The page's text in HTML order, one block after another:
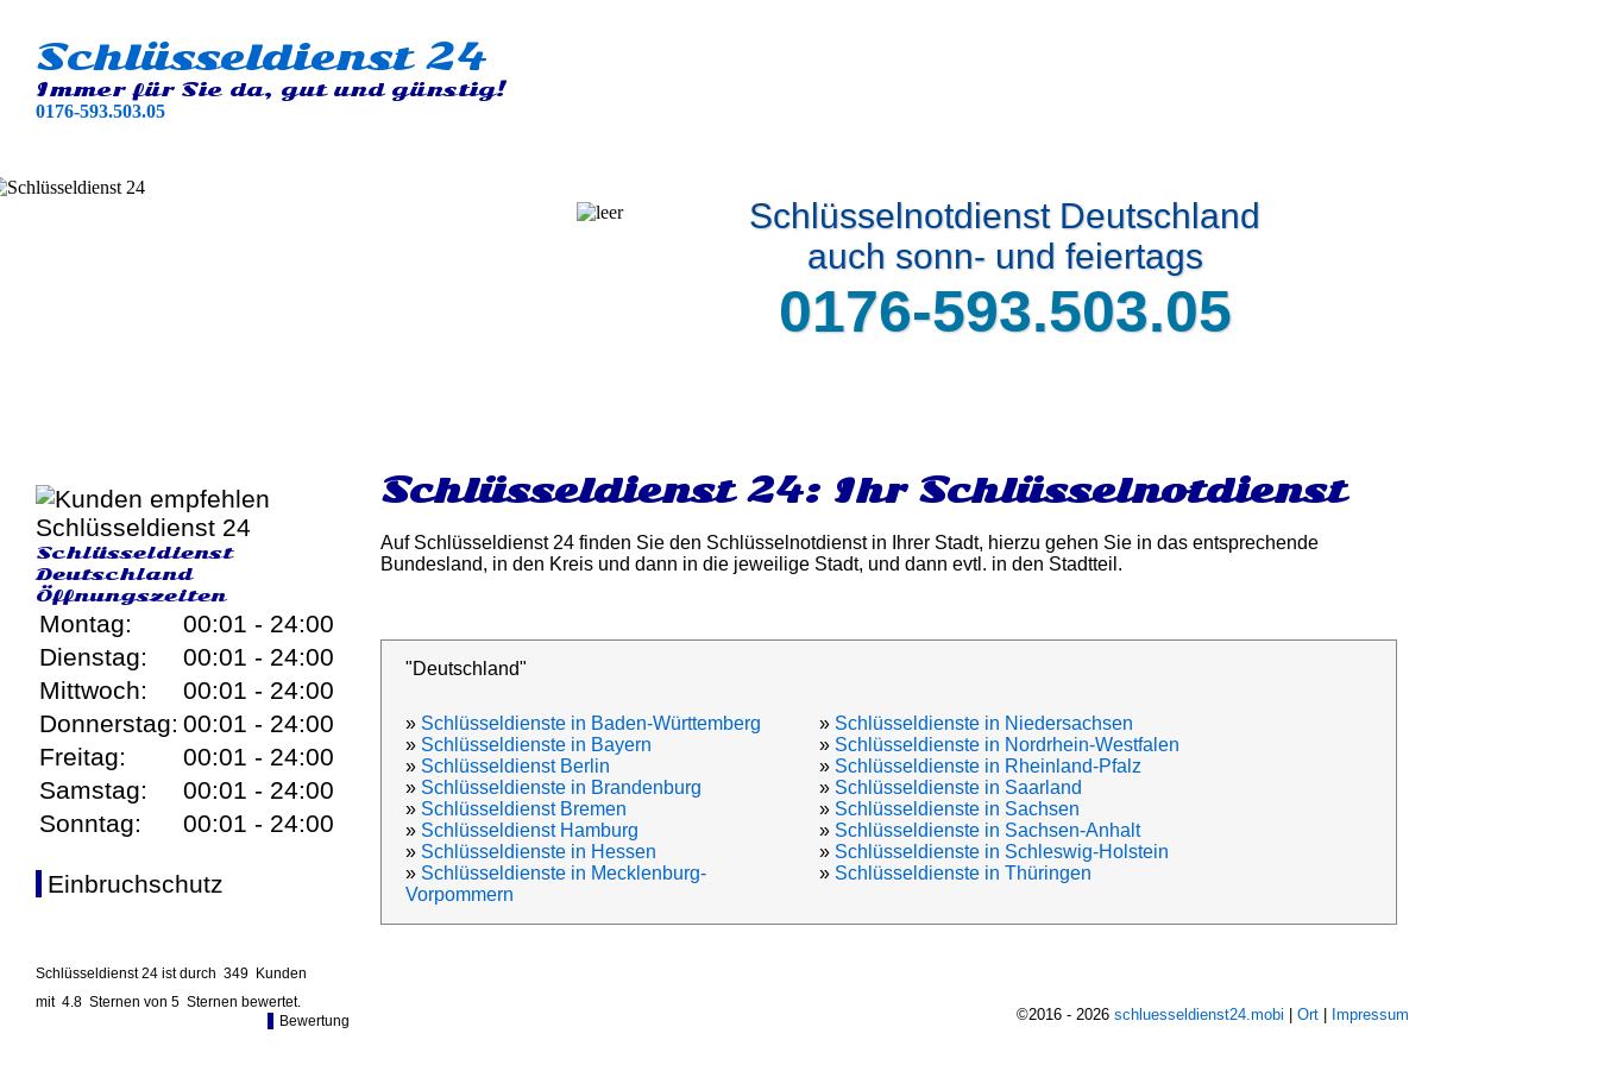
Schlüsseldienst 24
Immer für Sie da, gut und günstig!
0176-593.503.05
Schlüsselnotdienst Deutschland
auch sonn- und feiertags
0176-593.503.05
Schlüsseldienst
Deutschland
Öffnungszeiten
Montag:
00:01 - 24:00
Dienstag:
00:01 - 24:00
Mittwoch:
00:01 - 24:00
Donnerstag: 00:01 - 24:00
Freitag:
00:01 - 24:00
Samstag:
00:01 - 24:00
Sonntag:
00:01 - 24:00
Einbruchschutz
Schlüsseldienst 24 ist durch 349 Kunden
mit 4.8 Sternen von 5 Sternen bewertet.
Bewertung
Schlüsseldienst 24: Ihr Schlüsselnotdienst
Auf Schlüsseldienst 24 finden Sie den Schlüsselnotdienst in Ihrer Stadt, hierzu gehen Sie in das entsprechende
Bundesland, in den Kreis und dann in die jeweilige Stadt, und dann evtl. in den Stadtteil.
"Deutschland"
» Schlüsseldienste in Baden-Württemberg
» Schlüsseldienste in Bayern
» Schlüsseldienst Berlin
» Schlüsseldienste in Brandenburg
» Schlüsseldienst Bremen
» Schlüsseldienst Hamburg
» Schlüsseldienste in Hessen
» Schlüsseldienste in Mecklenburg-
Vorpommern
» Schlüsseldienste in Niedersachsen
» Schlüsseldienste in Nordrhein-Westfalen
» Schlüsseldienste in Rheinland-Pfalz
» Schlüsseldienste in Saarland
» Schlüsseldienste in Sachsen
» Schlüsseldienste in Sachsen-Anhalt
» Schlüsseldienste in Schleswig-Holstein
» Schlüsseldienste in Thüringen
©2016 - 2026 schluesseldienst24.mobi Ort Impressum